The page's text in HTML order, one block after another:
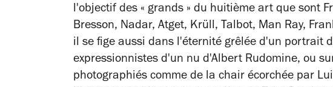
l'objectif des « grands » du huitième art que sont
Bresson, Nadar, Atget, Krüll, Talbot, Man Ray,
il se fige aussi dans l'éternité grêlée d'un portrait
expressionnistes d'un nu d'Albert Rudomine, ou
photographiés comme de la chair écorchée par